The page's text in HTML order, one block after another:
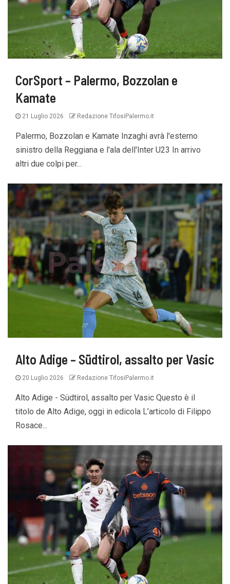
CorSport – Palermo, Bozzolan e
Kamate
21 Luglio 2026 Redazione TifosiPalermo.it
Palermo, Bozzolan e Kamate Inzaghi avrà l'esterno
sinistro della Reggiana e l'ala dell'Inter U23 In arrivo
altri due colpi per...
Alto Adige – Südtirol, assalto per Vasic
20 Luglio 2026 Redazione TifosiPalermo.it
Alto Adige - Südtirol, assalto per Vasic Questo è il
titolo de Alto Adige, oggi in edicola L’articolo di Filippo
Rosace...